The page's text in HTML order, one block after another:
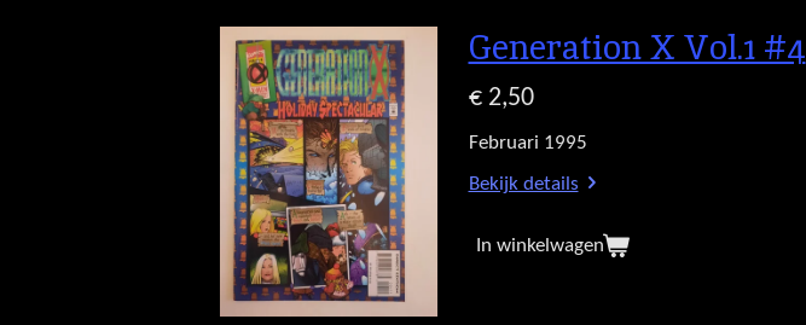
Generation X Vol.1 #4
€ 2,50
Februari 1995
Bekijk details
In winkelwagen